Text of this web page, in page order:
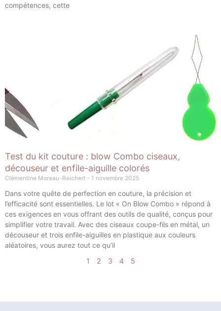
compétences, cette
Test du kit couture : blow Combo ciseaux,
découseur et enfile-aiguille colorés
Clémentine Moreau-Reichert 1 novembre 2025
Dans votre quête de perfection en couture, la précision et
l’efficacité sont essentielles. Le lot « On Blow Combo » répond à
ces exigences en vous offrant des outils de qualité, conçus pour
simplifier votre travail. Avec des ciseaux coupe-fils en métal, un
découseur et trois enfile-aiguilles en plastique aux couleurs
aléatoires, vous aurez tout ce qu’il
1 2 3 4 5